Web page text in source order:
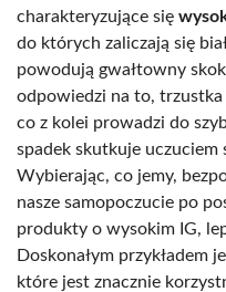
charakteryzujące się
do których zaliczają się
powodują gwałtowny
odpowiedzi na to,
co z kolei prowadzi do
spadek skutkuje uczuciem
Wybierając, co jemy,
nasze samopoczucie po
produkty o wysokim IG,
Doskonałym przykładem
które jest znacznie